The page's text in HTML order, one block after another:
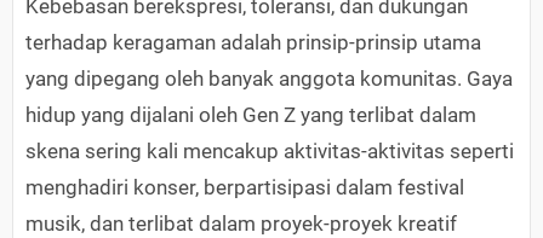
Kebebasan berekspresi, toleransi, dan dukungan
terhadap keragaman adalah prinsip-prinsip utama
yang dipegang oleh banyak anggota komunitas. Gaya
hidup yang dijalani oleh Gen Z yang terlibat dalam
skena sering kali mencakup aktivitas-aktivitas seperti
menghadiri konser, berpartisipasi dalam festival
musik, dan terlibat dalam proyek-proyek kreatif